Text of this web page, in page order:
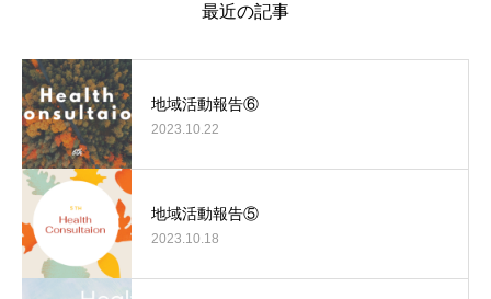
最近の記事
地域活動報告⑥
2023.10.22
地域活動報告⑤
2023.10.18